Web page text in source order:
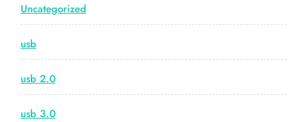
Uncategorized
usb
usb 2.0
usb 3.0